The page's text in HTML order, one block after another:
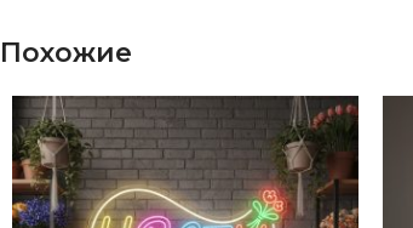
Похожие